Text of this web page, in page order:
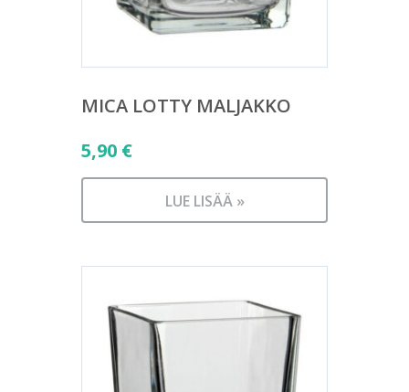
MICA LOTTY MALJAKKO
5,90 €
LUE LISÄÄ »